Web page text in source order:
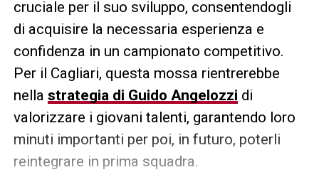
cruciale per il suo sviluppo, consentendogli
di acquisire la necessaria esperienza e
confidenza in un campionato competitivo.
Per il Cagliari, questa mossa rientrerebbe
nella strategia di Guido Angelozzi di
valorizzare i giovani talenti, garantendo loro
minuti importanti per poi, in futuro, poterli
reintegrare in prima squadra.